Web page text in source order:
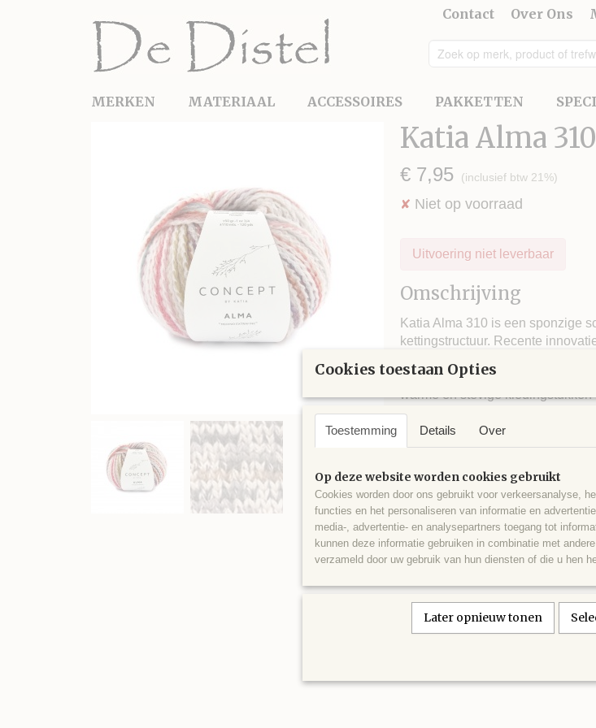
Contact Over Ons
MERKEN MATERIAAL ACCESSOIRES PAKKETTEN
Katia Alma 310
€ 7,95 (inclusief btw 21%)
✘ Niet op voorraad
Uitvoering niet leverbaar
Omschrijving
Katia Alma 310 is een sponzige
kettingstructuur. Recente
opgebouwd uit één
garen met een spectaculair
warme en stevige kledingstukken
93% Merino Extrafine - 7%
50 gram. ca. 110 meter.
Naalddikte: 6½-7.
15 steken en 21 rijen.
9 bollenvoor een langenmouwen
Cookies toestaan Opties
Toestemming Details Over
Op deze website worden cookies gebruikt
Cookies worden door ons gebruikt voor verkeersanalyse,
functies en het personaliseren van informatie en
media-, advertentie- en analysepartners toegang tot
kunnen deze informatie gebruiken in combinatie met
verzameld door uw gebruik van hun diensten of die u hen
Later opnieuw tonen